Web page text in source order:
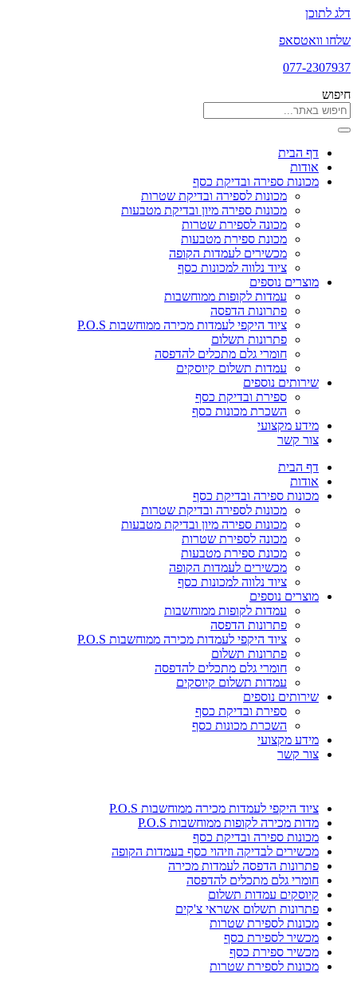
דלג לתוכן
שלחו וואטסאפ
077-2307937
חיפוש
דף הבית
אודות
מכונות ספירה ובדיקת כסף
מכונות לספירה ובדיקת שטרות
מכונות ספירה מיון ובדיקת מטבעות
מכונה לספירת שטרות
מכונת ספירת מטבעות
מכשירים לעמדות הקופה
ציוד נלווה למכונות כסף
מוצרים נוספים
עמדות לקופות ממוחשבות
פתרונות הדפסה
ציוד היקפי לעמדות מכירה ממוחשבות P.O.S
פתרונות תשלום
חומרי גלם מתכלים להדפסה
עמדות תשלום קיוסקים
שירותים נוספים
ספירת ובדיקת כסף
השכרת מכונות כסף
מידע מקצועי
צור קשר
דף הבית
אודות
מכונות ספירה ובדיקת כסף
מכונות לספירה ובדיקת שטרות
מכונות ספירה מיון ובדיקת מטבעות
מכונה לספירת שטרות
מכונת ספירת מטבעות
מכשירים לעמדות הקופה
ציוד נלווה למכונות כסף
מוצרים נוספים
עמדות לקופות ממוחשבות
פתרונות הדפסה
ציוד היקפי לעמדות מכירה ממוחשבות P.O.S
פתרונות תשלום
חומרי גלם מתכלים להדפסה
עמדות תשלום קיוסקים
שירותים נוספים
ספירת ובדיקת כסף
השכרת מכונות כסף
מידע מקצועי
צור קשר
ציוד היקפי לעמדות מכירה ממוחשבות P.O.S
מדות מכירה לקופות ממוחשבות P.O.S
מכונות ספירה ובדיקת כסף
מכשירים לבדיקה וזיהוי כסף בעמדות הקופה
פתרונות הדפסה לעמדות מכירה
חומרי גלם מתכלים להדפסה
קיוסקים עמדות תשלום
פתרונות תשלום אשראי צ'קים
מכונות לספירת שטרות
מכשיר לספירת כסף
מכשיר ספירת כסף
מכונות לספירת שטרות